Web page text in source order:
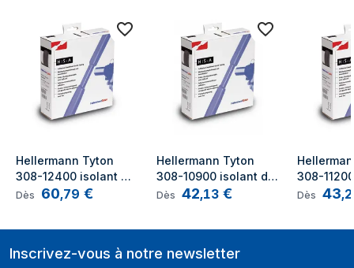
Hellermann Tyton
308-12400 isolant de
câble Gaine
Dès 60,79 €
Hellermann Tyton
308-10900 isolant de
câble Gaine
Dès 42,13 €
308-
câble
Dès 43,
Inscrivez-vous à notre newsletter